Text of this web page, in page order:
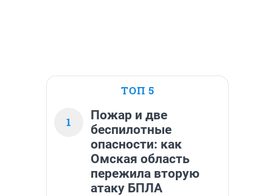
ТОП 5
1
Пожар и две
беспилотные
опасности: как
Омская область
пережила вторую
атаку БПЛА